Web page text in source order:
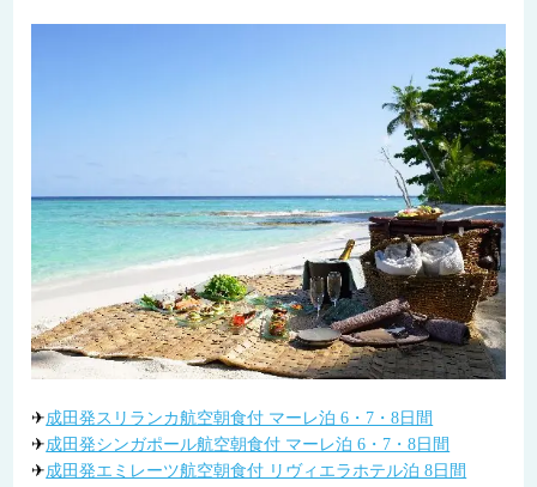
✈成田発スリランカ航空朝食付 マーレ泊 6・7・8日間
✈成田発シンガポール航空朝食付 マーレ泊 6・7・8日間
✈成田発エミレーツ航空朝食付 リヴィエラホテル泊 8日間